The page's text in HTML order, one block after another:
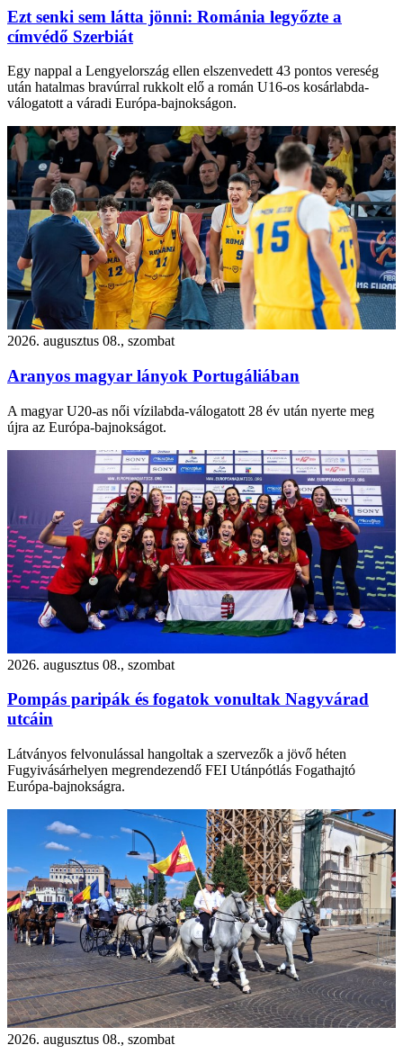
Ezt senki sem látta jönni: Románia legyőzte a
címvédő Szerbiát
Egy nappal a Lengyelország ellen elszenvedett 43 pontos vereség
után hatalmas bravúrral rukkolt elő a román U16-os kosárlabda-
válogatott a váradi Európa-bajnokságon.
2026. augusztus 08., szombat
Aranyos magyar lányok Portugáliában
A magyar U20-as női vízilabda-válogatott 28 év után nyerte meg
újra az Európa-bajnokságot.
2026. augusztus 08., szombat
Pompás paripák és fogatok vonultak Nagyvárad
utcáin
Látványos felvonulással hangoltak a szervezők a jövő héten
Fugyivásárhelyen megrendezendő FEI Utánpótlás Fogathajtó
Európa-bajnokságra.
2026. augusztus 08., szombat